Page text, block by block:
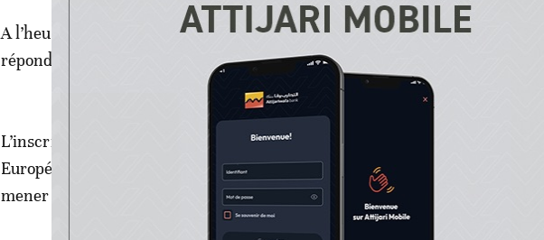
A l’heure actuelle, le Cameroun n’exporte pas ces produits vers l’UE car ils
répondent pas aux normes sanitaires européennes.
L’inscription sur la liste noire implique aussi notamment l’interdiction pour
Européens d’acquérir des bateaux de pêche battant pavillon du Cameroun
mener des opérations de pêche conjointes avec ces navires.